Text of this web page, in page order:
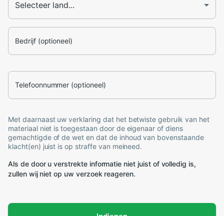
Bedrijf (optioneel)
Telefoonnummer (optioneel)
Met daarnaast uw verklaring dat het betwiste gebruik van het
materiaal niet is toegestaan door de eigenaar of diens
gemachtigde of de wet en dat de inhoud van bovenstaande
klacht(en) juist is op straffe van meineed.
Als de door u verstrekte informatie niet juist of volledig is,
zullen wij niet op uw verzoek reageren.